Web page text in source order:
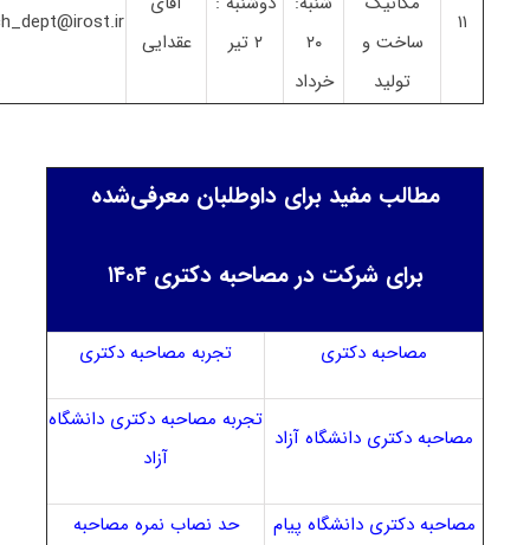
۱۱
ساخت و
تولید
۲۰
خرداد
۲ تیر
عقدایی
مطالب مفید برای داوطلبان معرفی‌شده
برای شرکت در مصاحبه دکتری ۱۴۰۴
مصاحبه دکتری تجربه مصاحبه دکتری
مصاحبه دکتری دانشگاه آزاد
تجربه مصاحبه دکتری دانشگاه
آزاد
مصاحبه دکتری دانشگاه پیام
حد نصاب نمره مصاحبه